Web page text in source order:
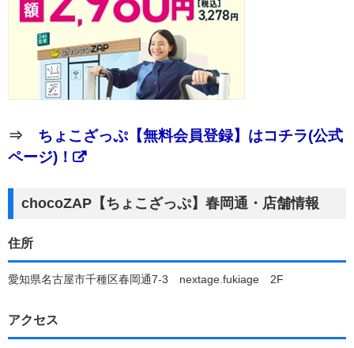
⇒ ちょこざっぷ【無料会員登録】はコチラ(公式
ページ)！
chocoZAP【ちょこざっぷ】春岡通・店舗情報
住所
愛知県名古屋市千種区春岡通7-3 nextage.fukiage 2F
アクセス